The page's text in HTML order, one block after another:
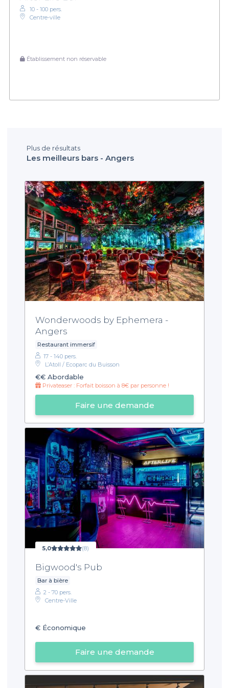
10 - 100 pers.
Centre-ville
Établissement non réservable
Plus de résultats
Les meilleurs bars - Angers
Wonderwoods by Ephemera -
Angers
Restaurant immersif
17 - 140 pers.
L’Atoll / Ecoparc du Buisson
€€ Abordable
Privateaser : Forfait boisson à 8€ par personne !
Faire une demande
5,0 (8)
Bigwood's Pub
Bar à bière
2 - 70 pers.
Centre-Ville
€ Économique
Faire une demande